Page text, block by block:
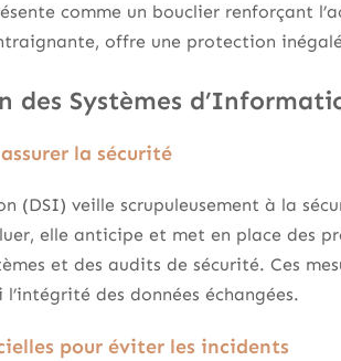
comme un bouclier renforçant
offre une protection
des Systèmes
la sécurité
(DSI) veille scrupuleusement à la
elle anticipe et met en place des
et des audits de sécurité. Ces
des données échangées.
pour éviter les incidents